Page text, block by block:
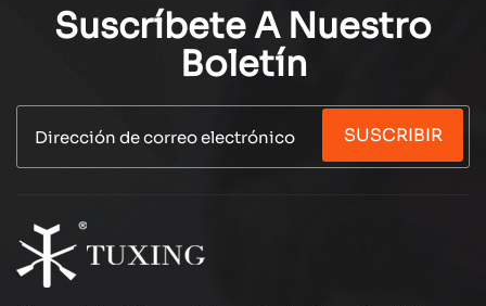
Suscríbete A Nuestro
Boletín
SUSCRIBIR